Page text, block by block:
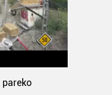
pareko